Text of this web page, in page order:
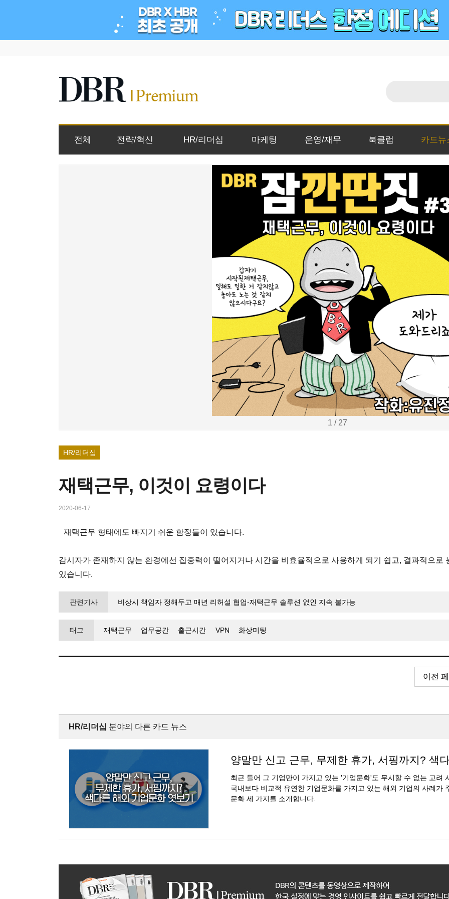
전체 전략/혁신 HR/리더십 마케팅 운영/재무 북클럽 카드뉴
1 / 27
HR/리더십
재택근무, 이것이 요령이다
2020-06-17
재택근무 형태에도 빠지기 쉬운 함정들이 있습니다.
감시자가 존재하지 않는 환경에선 집중력이 떨어지거나 시간을 비효율적으로 사용하게 되기 쉽고, 결과적으로
있습니다.
관련기사 비상시 책임자 정해두고 매년 리허설 협업-재택근무 솔루션 없인 지속 불가능
태그 재택근무 업무공간 출근시간 VPN 화상미팅
이전
HR/리더십 분야의 다른 카드 뉴스
양말만 신고 근무, 무제한 휴가, 서핑까지? 색
최근 들어 그 기업만이 가지고 있는 '기업문화'도 무시할 수 없는 고려
국내보다 비교적 유연한 기업문화를 가지고 있는 해외 기업의 사례가
문화 세 가지를 소개합니다.